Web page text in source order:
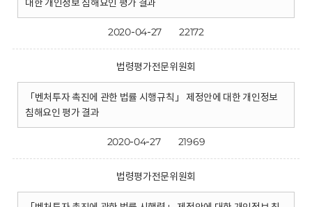
대한 개인정보 침해요인 평가 결과
2020-04-27 22172
법령평가전문위원회
「벤처투자 촉진에 관한 법률 시행규칙」 제정안에 대한 개인정보
침해요인 평가 결과
2020-04-27 21969
법령평가전문위원회